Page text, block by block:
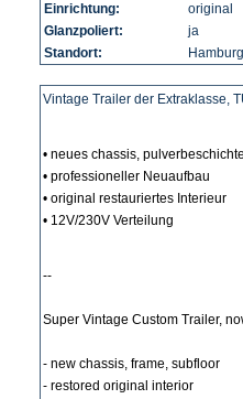
Einrichtung:
original
Glanzpoliert:
ja
Standort:
Vintage Trailer der Extraklasse,
• neues chassis,
• professioneller Neuaufbau
• original restauriertes Interieur
• 12V/230V Verteilung
--
Super Vintage Custom Trailer,
- new chassis, frame, subfloor
- restored original interior